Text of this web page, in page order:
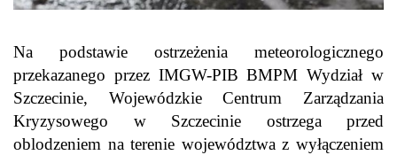
Na podstawie ostrzeżenia meteorologicznego
przekazanego przez IMGW-PIB BMPM Wydział w
Szczecinie, Wojewódzkie Centrum Zarządzania
Kryzysowego w Szczecinie ostrzega przed
oblodzeniem na terenie województwa z wyłączeniem